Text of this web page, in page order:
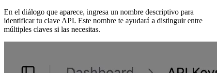
En el diálogo que aparece, ingresa un nombre descriptivo para
identificar tu clave API. Este nombre te ayudará a distinguir entre
múltiples claves si las necesitas.